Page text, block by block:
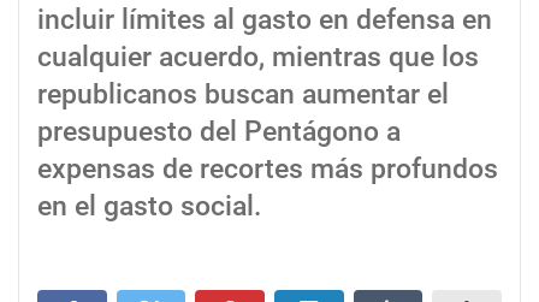
incluir límites al gasto en defensa en
cualquier acuerdo, mientras que los
republicanos buscan aumentar el
presupuesto del Pentágono a
expensas de recortes más profundos
en el gasto social.